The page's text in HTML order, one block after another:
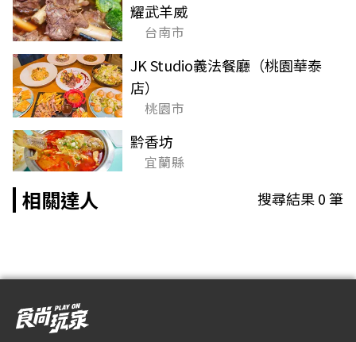
耀武羊威
台南市
JK Studio義法餐廳（桃園華泰
店）
桃園市
黔香坊
宜蘭縣
相關達人 搜尋結果0筆